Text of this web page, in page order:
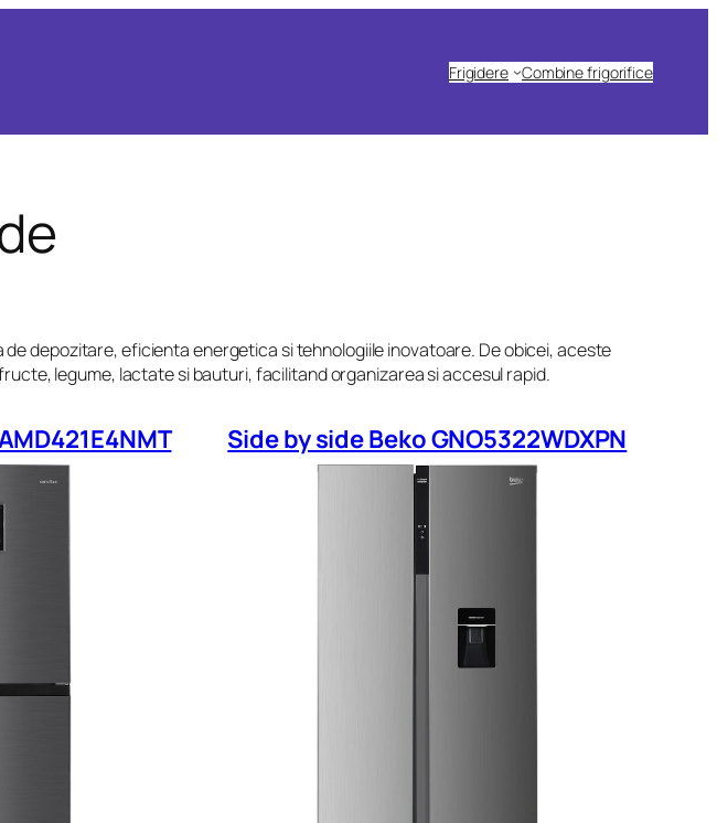
Frigidere Combine frigorifice
depozitare, eficienta energetica si tehnologiile inovatoare. De obicei, aceste
legume, lactate si bauturi, facilitand organizarea si accesul rapid.
Side by side Beko GNO5322WDXPN